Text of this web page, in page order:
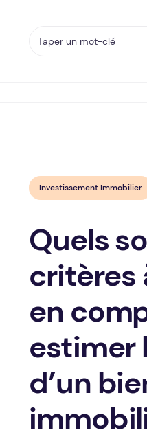
Investissement Immobilier
Quels
critères
en
estimer
d’un